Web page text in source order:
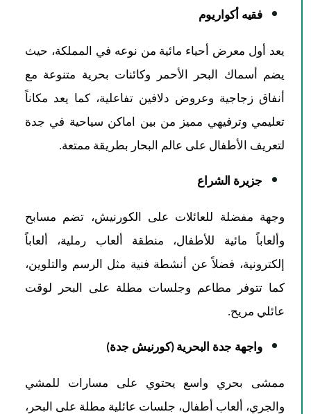
فقيه أكواريوم
يعد أول معرض أحياء مائية من نوعه في المملكة، حيث
يضم أسماك البحر الأحمر وكائنات بحرية متنوعة مع
أنفاق زجاجية وعروض دلافين تفاعلية، كما يعد مكاناً
تعليمي وترفيهي مميز من بين اماكن سياحية في جدة
لتعريف الأطفال على عالم البحار بطريقة ممتعة.
جزيرة الشراع
وجهة مفضلة للعائلات على الكورنيش، تضم مسابح
وألعاباً مائية للأطفال، منطقة ألعاب رملية، ألعاباً
إلكترونية، فضلاً عن أنشطة فنية مثل الرسم والتلوين،
كما تتوفر مطاعم وجلسات مطلة على البحر لوقت
عائلي مريح.
واجهة جدة البحرية (كورنيش جدة)
ممشى بحري واسع يحتوي على مسارات للمشي
والجري، ألعاب أطفال، جلسات عائلية مطلة على البحر،